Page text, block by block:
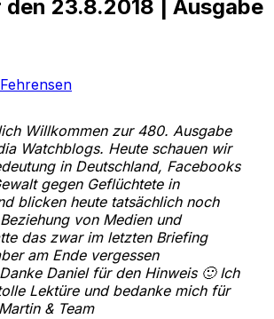
23.8.2018 | Ausgabe
Willkommen zur 480. Ausgabe
Watchblogs. Heute schauen wir
in Deutschland, Facebooks
gegen Geflüchtete in
blicken heute tatsächlich noch
von Medien und
das zwar im letzten Briefing
am Ende vergessen
Daniel für den Hinweis 🙂 Ich
Lektüre und bedanke mich für
& Team